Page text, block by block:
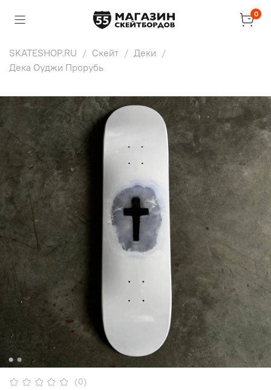
0
SKATESHOP.RU Скейт
Деки
Дека Оуджи Прорубь
(0)